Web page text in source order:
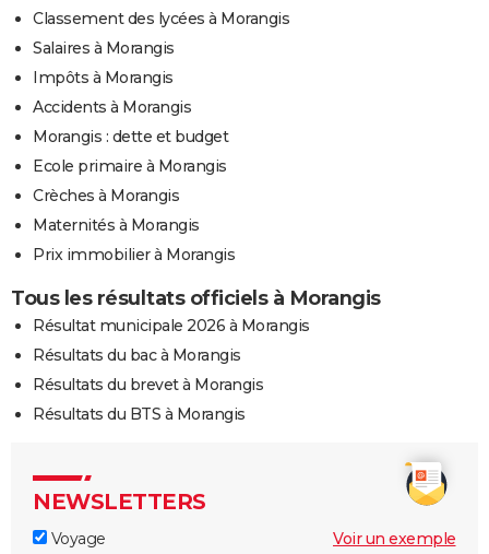
Classement des lycées à Morangis
Salaires à Morangis
Impôts à Morangis
Accidents à Morangis
Morangis : dette et budget
Ecole primaire à Morangis
Crèches à Morangis
Maternités à Morangis
Prix immobilier à Morangis
Tous les résultats officiels à Morangis
Résultat municipale 2026 à Morangis
Résultats du bac à Morangis
Résultats du brevet à Morangis
Résultats du BTS à Morangis
NEWSLETTERS
Voyage
Voir un exemple